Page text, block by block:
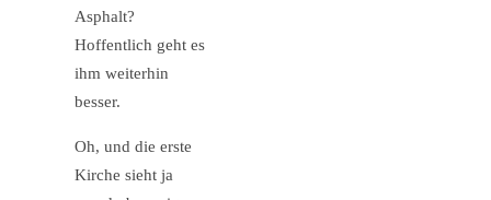
Asphalt?
Hoffentlich geht es
ihm weiterhin
besser.
Oh, und die erste
Kirche sieht ja